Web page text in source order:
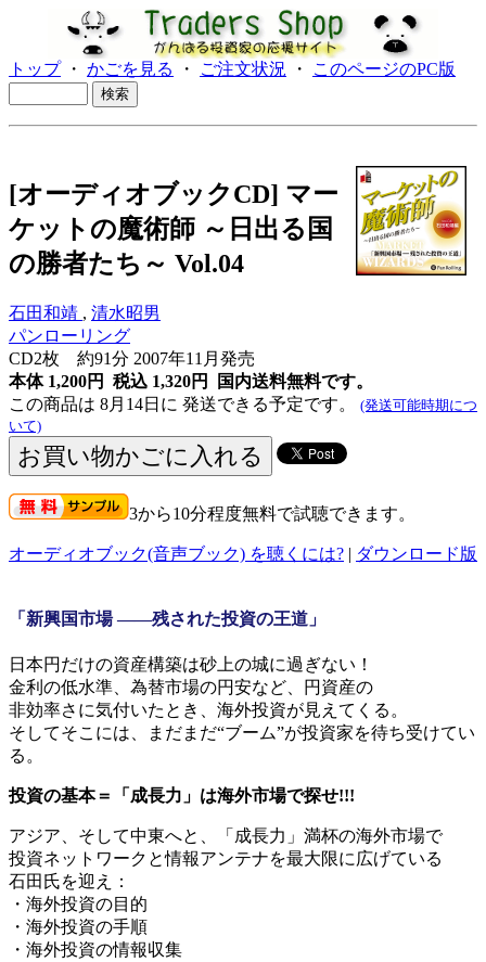
トップ・ かごを見る ・ ご注文状況 ・ このページのPC版
[オーディオブックCD] マー
ケットの魔術師 ～日出る国
の勝者たち～ Vol.04
石田和靖 , 清水昭男
パンローリング
CD2枚 約91分 2007年11月発売
本体 1,200円 税込 1,320円
国内送料無料です。
この商品は 8月14日に 発送できる予定です。 (発送可能時期につ
いて)
3から10分程度無料で試聴できます。
オーディオブック(音声ブック) を聴くには? | ダウンロード版
「新興国市場 ――残された投資の王道」
日本円だけの資産構築は砂上の城に過ぎない！
金利の低水準、為替市場の円安など、円資産の
非効率さに気付いたとき、海外投資が見えてくる。
そしてそこには、まだまだ“ブーム”が投資家を待ち受けてい
る。
投資の基本＝「成長力」は海外市場で探せ!!!
アジア、そして中東へと、「成長力」満杯の海外市場で
投資ネットワークと情報アンテナを最大限に広げている
石田氏を迎え：
・海外投資の目的
・海外投資の手順
・海外投資の情報収集